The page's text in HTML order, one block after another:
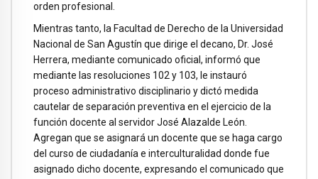
orden profesional.
Mientras tanto, la Facultad de Derecho de la Universidad
Nacional de San Agustín que dirige el decano, Dr. José
Herrera, mediante comunicado oficial, informó que
mediante las resoluciones 102 y 103, le instauró
proceso administrativo disciplinario y dictó medida
cautelar de separación preventiva en el ejercicio de la
función docente al servidor José Alazalde León.
Agregan que se asignará un docente que se haga cargo
del curso de ciudadanía e interculturalidad donde fue
asignado dicho docente, expresando el comunicado que